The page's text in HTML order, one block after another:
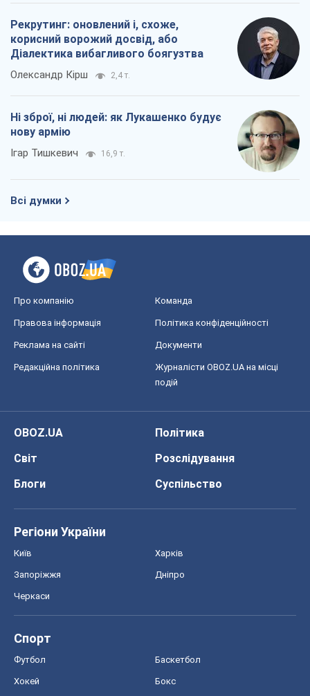
Рекрутинг: оновлений і, схоже,
корисний ворожий досвід, або
Діалектика вибагливого боягузтва
Олександр Кірш 2,4 т.
Ні зброї, ні людей: як Лукашенко будує
нову армію
Ігар Тишкевич 16,9 т.
Всі думки
Про компанію Команда
Правова інформація Політика конфіденційності
Реклама на сайті Документи
Редакційна політика
Журналісти OBOZ.UA на місці
подій
OBOZ.UA
Політика
Світ
Розслідування
Блоги
Суспільство
Регіони України
Київ Харків
Запоріжжя Дніпро
Черкаси
Спорт
Футбол Баскетбол
Хокей Бокс